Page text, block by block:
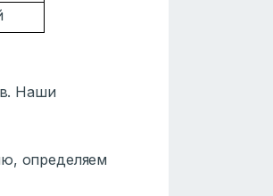
Наши
определяем